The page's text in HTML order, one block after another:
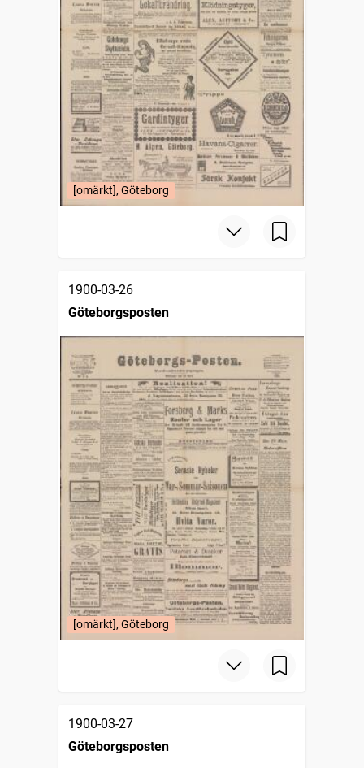
[omärkt], Göteborg
1900-03-26
Göteborgsposten
[omärkt], Göteborg
1900-03-27
Göteborgsposten